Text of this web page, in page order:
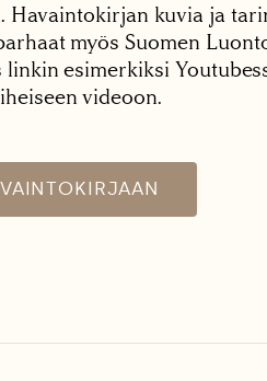
Havaintokirjan kuvia ja
myös Suomen
esimerkiksi
videoon.